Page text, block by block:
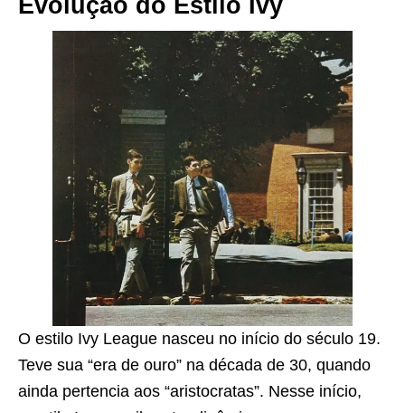
O estilo Ivy League nasceu no início do século 19.
Teve sua “era de ouro” na década de 30, quando
ainda pertencia aos “aristocratas”. Nesse início,